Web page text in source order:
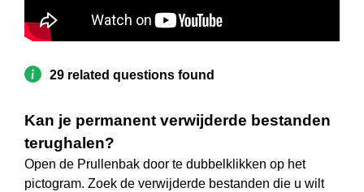
29 related questions found
Kan je permanent verwijderde bestanden
terughalen?
Open de Prullenbak door te dubbelklikken op het
pictogram. Zoek de verwijderde bestanden die u wilt